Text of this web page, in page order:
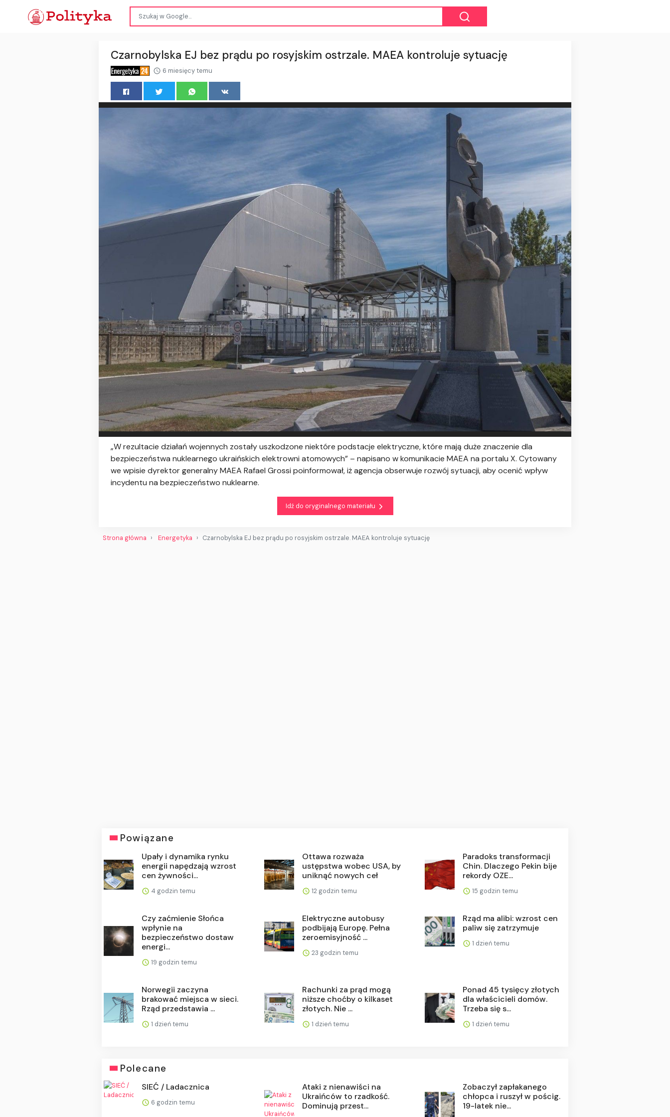
Czarnobylska EJ bez prądu po rosyjskim ostrzale. MAEA kontroluje sytuację
6 miesięcy temu
„W rezultacie działań wojennych zostały uszkodzone niektóre podstacje elektryczne, które mają duże znaczenie dla
bezpieczeństwa nuklearnego ukraińskich elektrowni atomowych” – napisano w komunikacie MAEA na portalu X. Cytowany
we wpisie dyrektor generalny MAEA Rafael Grossi poinformował, iż agencja obserwuje rozwój sytuacji, aby ocenić wpływ
incydentu na bezpieczeństwo nuklearne.
Idź do oryginalnego materiału
Strona główna Energetyka Czarnobylska EJ bez prądu po rosyjskim ostrzale. MAEA kontroluje sytuację
Powiązane
Upały i dynamika rynku
energii napędzają wzrost
cen żywności...
4 godzin temu
Ottawa rozważa
ustępstwa wobec USA, by
uniknąć nowych ceł
12 godzin temu
Paradoks transformacji
Chin. Dlaczego Pekin bije
rekordy OZE...
15 godzin temu
Czy zaćmienie Słońca
wpłynie na
bezpieczeństwo dostaw
energi...
19 godzin temu
Elektryczne autobusy
podbijają Europę. Pełna
zeroemisyjność ...
23 godzin temu
Rząd ma alibi: wzrost cen
paliw się zatrzymuje
1 dzień temu
Norwegii zaczyna
brakować miejsca w sieci.
Rząd przedstawia ...
1 dzień temu
Rachunki za prąd mogą
niższe choćby o kilkaset
złotych. Nie ...
1 dzień temu
Ponad 45 tysięcy złotych
dla właścicieli domów.
Trzeba się s...
1 dzień temu
Polecane
SIEĆ / Ladacznica
6 godzin temu
Ataki z nienawiści na
Ukraińców to rzadkość.
Dominują przest...
Zobaczył zapłakanego
chłopca i ruszył w pościg.
19-latek nie...